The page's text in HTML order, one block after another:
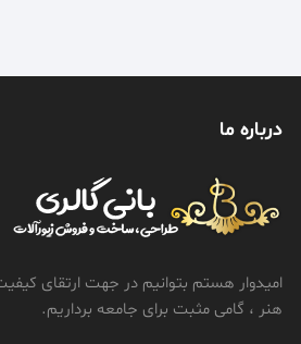
درباره ما
امیدوار هستم بتوانیم در جهت ارتقای
هنر ، گامی مثبت برای جامعه برداریم.